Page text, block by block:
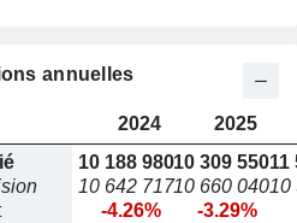
annuelles
2024 2025
10 188 980
10 642 717
-4.26%
10 309 550
10 660 040
-3.29%
11
10